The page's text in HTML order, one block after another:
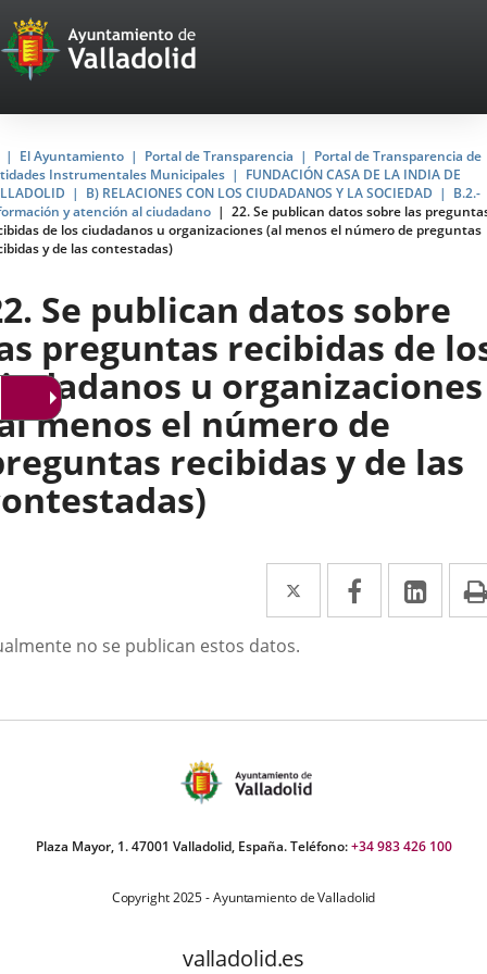
Portal
Web
del
Ayuntamiento
de
Valladolid
El Ayuntamiento Portal de Transparencia
Portal de Transparencia de
Instrumentales Municipales
FUNDACIÓN CASA DE LA INDIA DE
B) RELACIONES CON LOS CIUDADANOS Y LA SOCIEDAD
B.2.-
y atención al ciudadano
22. Se publican datos sobre las
de los ciudadanos u organizaciones (al menos el número de preguntas
y de las contestadas)
Se publican datos sobre
preguntas recibidas de
u organizaciones
menos el número de
recibidas y de las
Twitter
Enlace
a
externa.
Facebook
Enlace
a
externa.
a
no se publican estos datos.
Plaza Mayor, 1. 47001 Valladolid, España. Teléfono:+34 983 426 100
Copyright 2025 - Ayuntamiento de Valladolid
valladolid.es